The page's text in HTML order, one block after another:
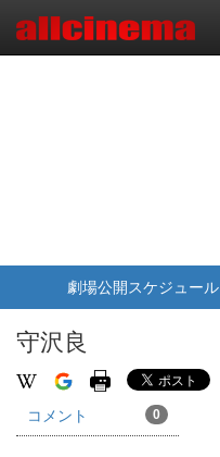
劇場公開スケジュール
守沢良
コメント 0